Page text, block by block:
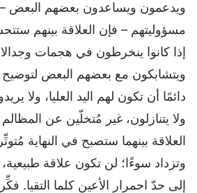
ويدعمون ويساعدون بعضهم البعض
مسؤوليتهم – فإن العلاقة بينهم
إذا كانوا ينخرطون في هجمات
ويتشابكون مع بعضهم البعض لتوضيح
دائمًا أن تكون لهم اليد العليا، ولا
ولا يتنازلون، غير مُتخلّين عن
العلاقة بينهما ستصبح في النهاية
وتزداد سوءًا؛ لن تكون علاقة
إلى حدّ احمرار الأعين كلما التقيا.